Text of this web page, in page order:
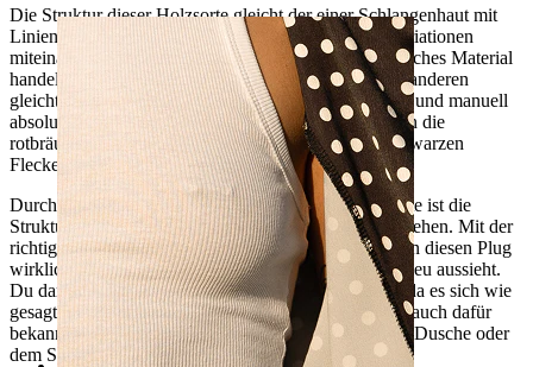
Die Struktur dieser Holzsorte gleicht der einer Schlangenhaut mit
Linien und Punkten die sich in verschiedenen Farbvariationen
miteinander verbinden. Da es sich hier um ein organisches Material
handelt, wird es keinen Plug geben, der 100% einem anderen
gleicht, denn die Natur können wir nicht beeinflussen und manuell
absolut gleiche Plugs herstellen. Aber alle Plugs haben die
rotbräunliche Färbung und die dunkelbraunen bis schwarzen
Flecken und Zeichnungen gemeinsam.
Durch die leichte Wölbung der Vorder- und Hinterseite ist die
Struktur auf der glatten Oberfläche besonders gut zu sehen. Mit der
richtigen Pflege z.B. Polierung mit Jojobaöl, kann man diesen Plug
wirklich schön glänzen lassen, so dass er immer wie neu aussieht.
Du darfst diesen Plug nur niemals Wasser aussetzen, da es sich wie
gesagt um ein organisches Material handelt und Holz auch dafür
bekannt ist sich auszudehnen. Also am besten vor der Dusche oder
dem Schwimmbadbesuch herausnehmen.